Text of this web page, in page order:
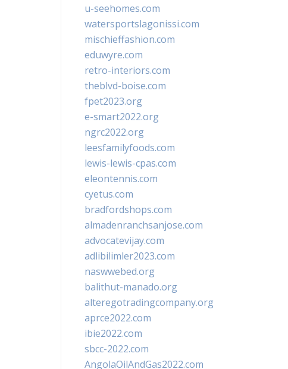
u-seehomes.com
watersportslagonissi.com
mischieffashion.com
eduwyre.com
retro-interiors.com
theblvd-boise.com
fpet2023.org
e-smart2022.org
ngrc2022.org
leesfamilyfoods.com
lewis-lewis-cpas.com
eleontennis.com
cyetus.com
bradfordshops.com
almadenranchsanjose.com
advocatevijay.com
adlibilimler2023.com
naswwebed.org
balithut-manado.org
alteregotradingcompany.org
aprce2022.com
ibie2022.com
sbcc-2022.com
AngolaOilAndGas2022.com